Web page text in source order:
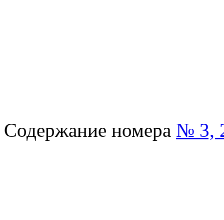
Содержание номера № 3,